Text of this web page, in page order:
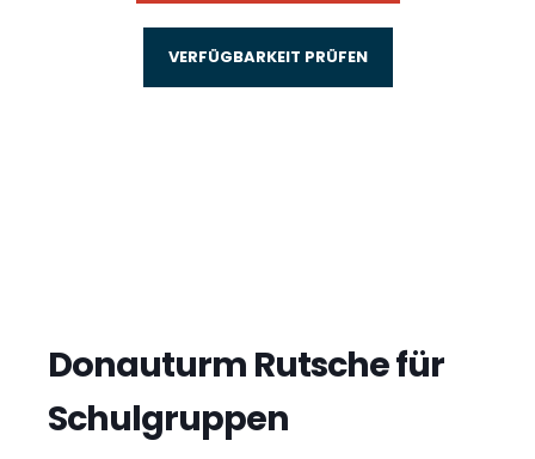
VERFÜGBARKEIT PRÜFEN
Donauturm Rutsche für
Schulgruppen